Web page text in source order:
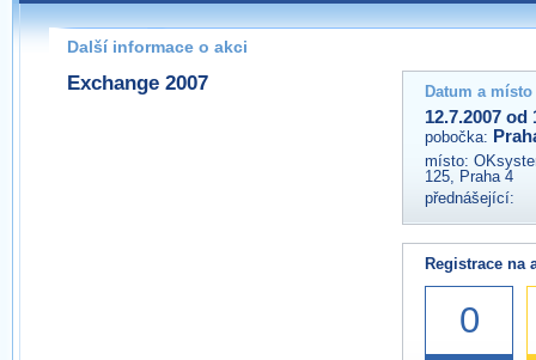
Pokud máte jakýkoliv dotaz na organizátory této akce,
prosím neváhejte nás kontaktovat na e-mailu:
praha@wug.cz
Další informace o akci
Exchange 2007 Datum a
12.7.2007 od
pobočka:
místo:
125, Praha 4
přednášející:
Registrace na
0